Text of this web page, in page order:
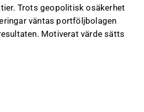
Trots geopolitisk osäkerhet
väntas portföljbolagen
Motiverat värde sätts